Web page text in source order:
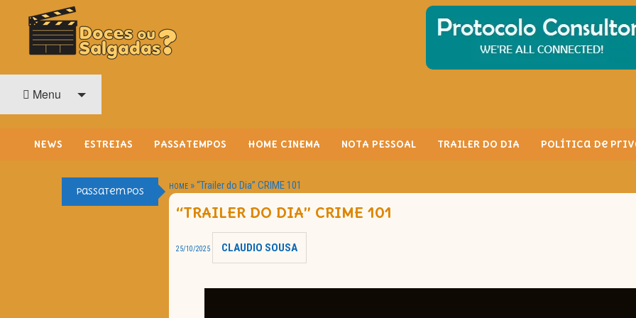
O Cinema? Uma Paixão!!
Menu
NEWS ESTREIAS PASSATEMPOS HOME CINEMA NOTA PESSOAL TRAILER DO DIA Política de
Passatempos HOME »“Trailer do Dia” CRIME 101
“TRAILER DO DIA” CRIME 101
25/10/2025 CLAUDIO SOUSA